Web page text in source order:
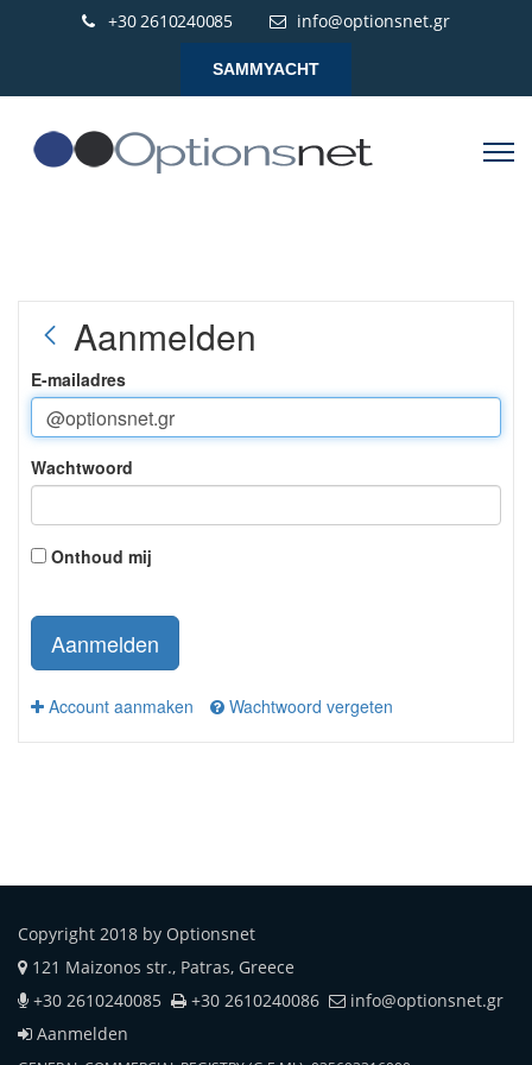
+30 2610240085 info@optionsnet.gr
SAMMYACHT
Aanmelden
E-mailadres
Wachtwoord
Onthoud mij
Aanmelden
Account aanmaken Wachtwoord vergeten
Copyright 2018 by Optionsnet
121 Maizonos str., Patras, Greece
+30 2610240085
+30 2610240086
info@optionsnet.gr
Aanmelden